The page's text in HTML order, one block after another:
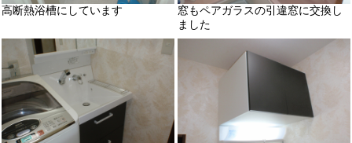
高断熱浴槽にしています
窓もペアガラスの引違窓に交換し
ました